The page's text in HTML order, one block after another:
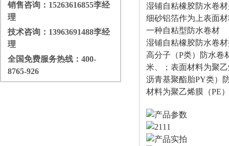
销售咨询： 15263616855李经
理
技术咨询： 13963691488李经
理
全国免费服务热线： 400-
8765-926
湿铺自粘橡胶防水卷
细砂铝箔作为上表面
一种自粘型防水卷材
湿铺自粘橡胶防水卷
高分子（P类）防水卷
米、；表面材料为聚
沥青基聚酯胎PY类）
材料为聚乙烯膜（PE